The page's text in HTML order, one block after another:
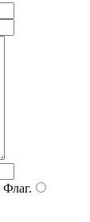
Флаг.